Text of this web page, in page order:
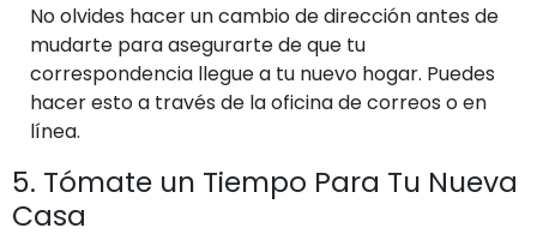
No olvides hacer un cambio de dirección antes de
mudarte para asegurarte de que tu
correspondencia llegue a tu nuevo hogar. Puedes
hacer esto a través de la oficina de correos o en
línea.
5. Tómate un Tiempo Para Tu Nueva
Casa